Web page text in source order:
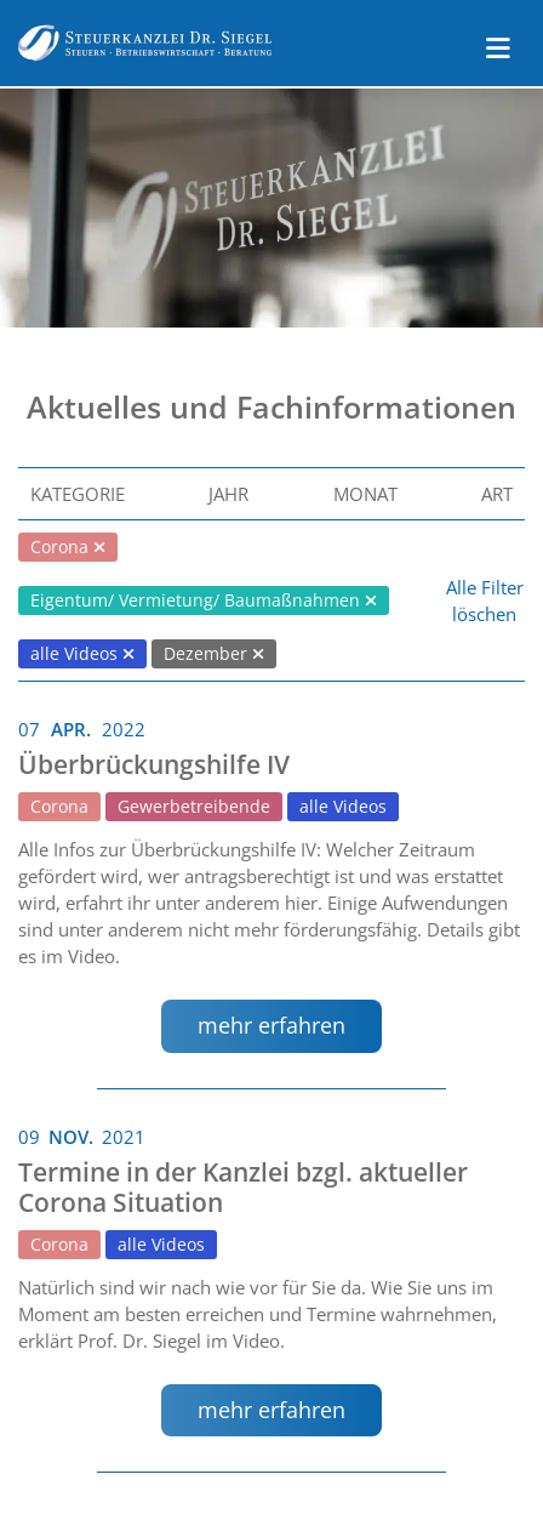
Aktuelles und Fachinformationen
KATEGORIE JAHR MONAT ART
Corona
Eigentum/ Vermietung/ Baumaßnahmen
alle Videos Dezember
Alle Filter
löschen
07 APR. 2022
Überbrückungshilfe IV
Corona Gewerbetreibende alle Videos
Alle Infos zur Überbrückungshilfe IV: Welcher Zeitraum
gefördert wird, wer antragsberechtigt ist und was erstattet
wird, erfahrt ihr unter anderem hier. Einige Aufwendungen
sind unter anderem nicht mehr förderungsfähig. Details gibt
es im Video.
mehr erfahren
09 NOV. 2021
Termine in der Kanzlei bzgl. aktueller
Corona Situation
Corona alle Videos
Natürlich sind wir nach wie vor für Sie da. Wie Sie uns im
Moment am besten erreichen und Termine wahrnehmen,
erklärt Prof. Dr. Siegel im Video.
mehr erfahren